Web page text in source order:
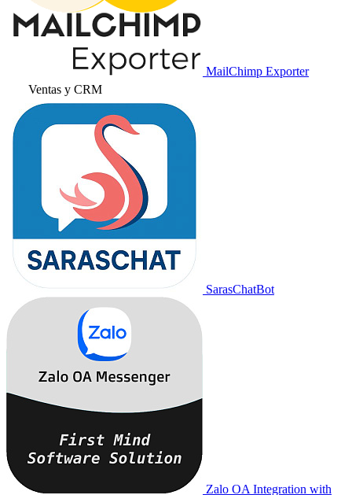
MailChimp Exporter
Ventas y CRM
SarasChatBot
Zalo OA Integration with